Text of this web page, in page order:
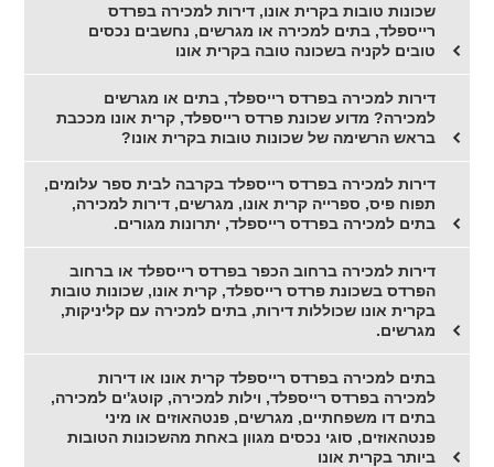
שכונות טובות בקרית אונו, דירות למכירה בפרדס
רייספלד, בתים למכירה או מגרשים, נחשבים נכסים
טובים לקניה בשכונה טובה בקרית אונו
דירות למכירה בפרדס רייספלד, בתים או מגרשים
למכירה? מדוע שכונת פרדס רייספלד, קרית אונו מככבת
בראש הרשימה של שכונות טובות בקרית אונו?
דירות למכירה בפרדס רייספלד בקרבה לבית ספר עלומים,
תפוח פיס, ספרייה קרית אונו, מגרשים, דירות למכירה,
בתים למכירה בפרדס רייספלד, יתרונות מגורים.
דירות למכירה ברחוב הכפר בפרדס רייספלד או ברחוב
הפרדס בשכונת פרדס רייספלד, קרית אונו, שכונות טובות
בקרית אונו שכוללות דירות, בתים למכירה עם קליניקות,
מגרשים.
בתים למכירה בפרדס רייספלד קרית אונו או דירות
למכירה בפרדס רייספלד, וילות למכירה, קוטג'ים למכירה,
בתים דו משפחתיים, מגרשים, פנטהאוזים או מיני
פנטהאוזים, סוגי נכסים מגוון באחת מהשכונות הטובות
ביותר בקרית אונו